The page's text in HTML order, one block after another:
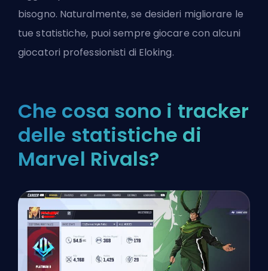
bisogno. Naturalmente, se desideri migliorare le
tue statistiche, puoi sempre giocare con alcuni
giocatori professionisti di Eloking.
Che cosa sono i tracker
delle statistiche di
Marvel Rivals?